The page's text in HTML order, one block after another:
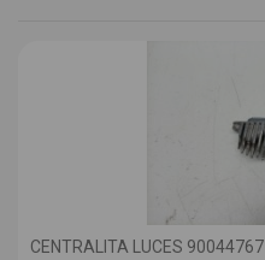
CENTRALITA LUCES 90044767